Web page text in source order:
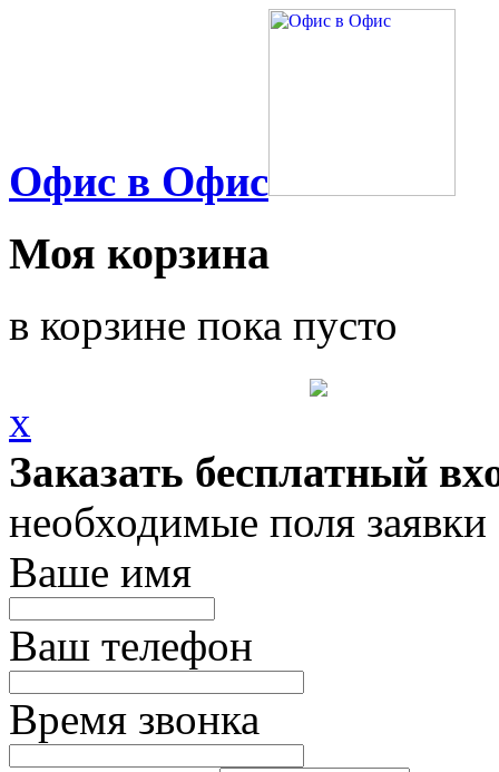
Офис в Офис
Моя корзина
в корзине пока пусто
x
Заказать бесплатный
необходимые поля заявки
Ваше имя
Ваш телефон
Время звонка